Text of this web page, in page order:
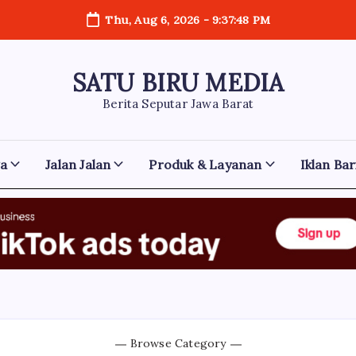
Thu, Aug 6, 2026 -9:37:49 PM
SATU BIRU MEDIA
Berita Seputar Jawa Barat
Jalan Jalan Produk & Layanan Iklan
Browse Category